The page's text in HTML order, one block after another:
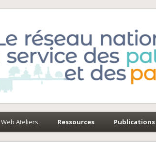
Web Ateliers Ressources Publications